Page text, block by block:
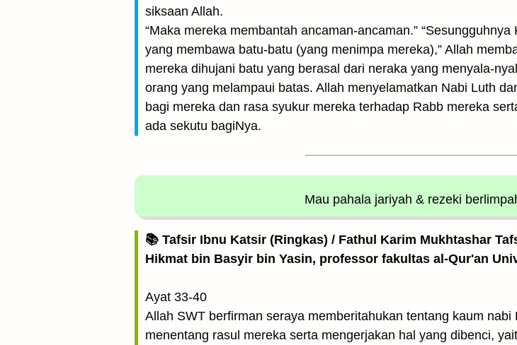
siksaan Allah.
“Maka mereka membantah ancaman-ancaman.”
yang membawa batu-batu (yang menimpa mereka),” Allah
mereka dihujani batu yang berasal dari neraka yang menyala-
orang yang melampaui batas. Allah menyelamatkan Nabi Luth
bagi mereka dan rasa syukur mereka terhadap Rabb mereka
ada sekutu bagiNya.
Mau pahala jariyah & rezeki
📚 Tafsir Ibnu Katsir (Ringkas) / Fathul Karim Mukhtashar
Hikmat bin Basyir bin Yasin, professor fakultas al-Qur'an
Ayat 33-40
Allah SWT berfirman seraya memberitahukan tentang kaum
menentang rasul mereka serta mengerjakan hal yang dibenci,